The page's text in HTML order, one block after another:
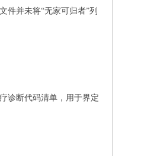
件并未将“无家可归者”列
诊断代码清单，用于界定